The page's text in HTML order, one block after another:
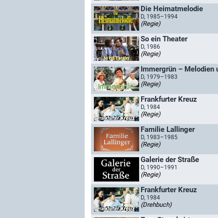
Die Heimatmelodie
D, 1985–1994
(Regie)
So ein Theater
D, 1986
(Regie)
Immergrün – Melodien
D, 1979–1983
(Regie)
Frankfurter Kreuz
D, 1984
(Regie)
Familie Lallinger
D, 1983–1985
(Regie)
Galerie der Straße
D, 1990–1991
(Regie)
Frankfurter Kreuz
D, 1984
(Drehbuch)